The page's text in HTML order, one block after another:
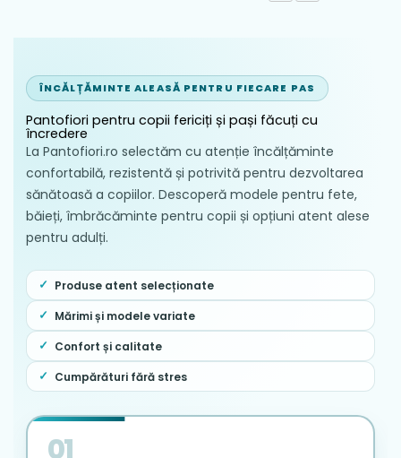
ÎNCĂLȚĂMINTE ALEASĂ PENTRU FIECARE PAS
Pantofiori pentru copii fericiți și pași făcuți cu
încredere
La Pantofiori.ro selectăm cu atenție încălțăminte
confortabilă, rezistentă și potrivită pentru dezvoltarea
sănătoasă a copiilor. Descoperă modele pentru fete,
băieți, îmbrăcăminte pentru copii și opțiuni atent alese
pentru adulți.
Produse atent selecționate
Mărimi și modele variate
Confort și calitate
Cumpărături fără stres
01